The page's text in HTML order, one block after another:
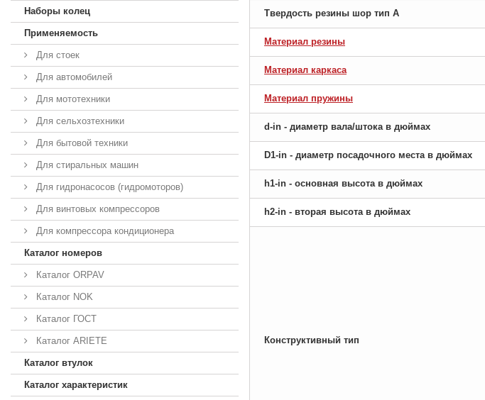
Наборы колец
Применяемость
Для стоек
Для автомобилей
Для мототехники
Для сельхозтехники
Для бытовой техники
Для стиральных машин
Для гидронасосов (гидромоторов)
Для винтовых компрессоров
Для компрессора кондиционера
Каталог номеров
Каталог ORPAV
Каталог NOK
Каталог ГОСТ
Каталог ARIETE
Каталог втулок
Каталог характеристик
Твердость резины шор тип A
Материал резины
Материал каркаса
Материал пружины
d-in - диаметр вала/штока в дюймах
D1-in - диаметр посадочного места в дюймах
h1-in - основная высота в дюймах
h2-in - вторая высота в дюймах
Конструктивный тип